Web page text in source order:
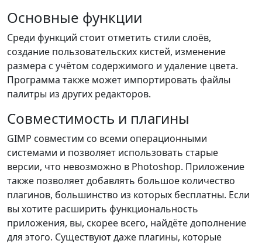
Основные функции
Среди функций стоит отметить стили слоёв,
создание пользовательских кистей, изменение
размера с учётом содержимого и удаление цвета.
Программа также может импортировать файлы
палитры из других редакторов.
Совместимость и плагины
GIMP совместим со всеми операционными
системами и позволяет использовать старые
версии, что невозможно в Photoshop. Приложение
также позволяет добавлять большое количество
плагинов, большинство из которых бесплатны. Если
вы хотите расширить функциональность
приложения, вы, скорее всего, найдёте дополнение
для этого. Существуют даже плагины, которые